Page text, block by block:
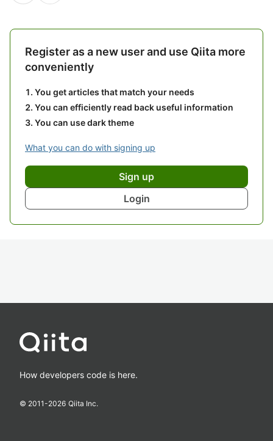
Register as a new user and use Qiita more
conveniently
You get articles that match your needs
You can efficiently read back useful information
You can use dark theme
What you can do with signing up
Sign up
Login
How developers code is here.
© 2011-2026 Qiita Inc.